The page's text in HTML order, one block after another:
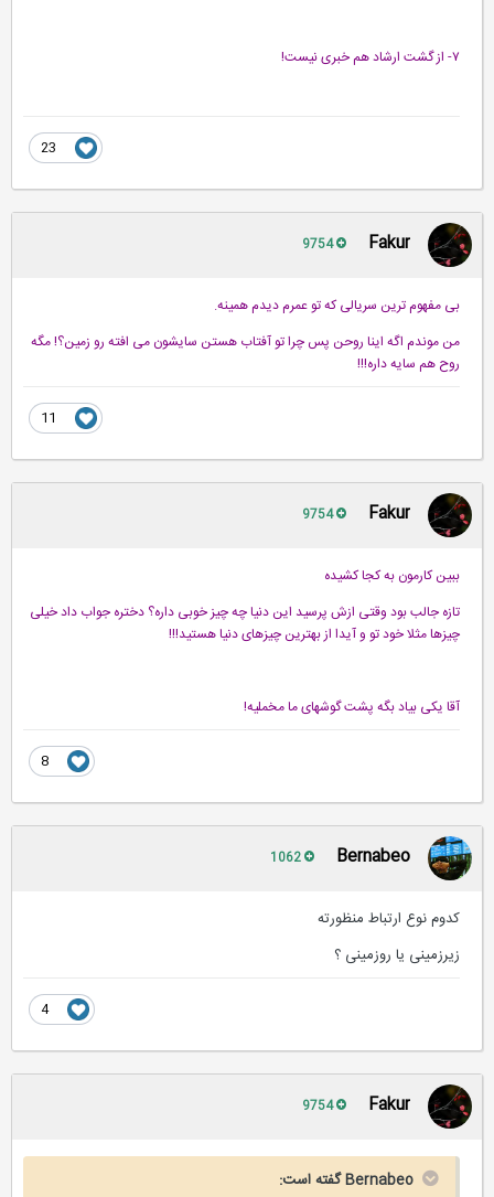
Fakur
بی مفهوم ترین سریالی كه تو عمرم دیدم همینه.
من موندم اگه اینا روحن پس چرا تو آفتاب هستن سایشون می افته رو زمین؟! مگه
روح هم سایه داره!!!
Fakur
ببین كارمون به كجا كشیده
تازه جالب بود وقتی ازش پرسید این دنیا چه چیز خوبی داره؟ دختره جواب داد خیلی
چیزها مثلا خود تو و آیدا از بهترین چیزهای دنیا هستید!!!
آقا یكی بیاد بگه پشت گوشهای ما مخملیه!
Bernabeo
کدوم نوع ارتباط منظورته
زیرزمینی یا روزمینی ؟
Fakur
Bernabeo گفته است: